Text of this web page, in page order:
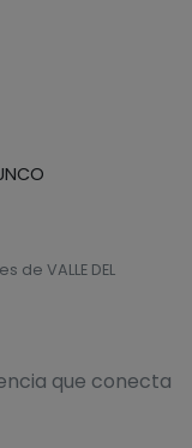
VALLE DEL
que conecta